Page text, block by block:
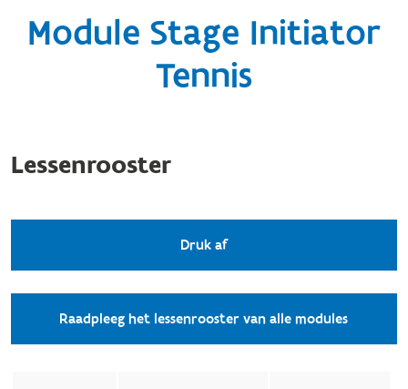
Module Stage Initiator
Tennis
Lessenrooster
Druk af
Raadpleeg het lessenrooster van alle modules